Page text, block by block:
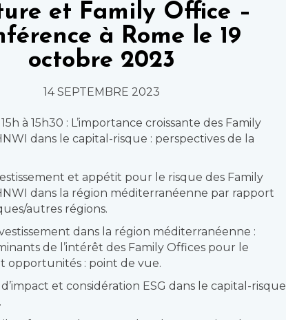
et Family Office –
à Rome le 19
octobre 2023
14 SEPTEMBRE 2023
à 15h30 : L’importance croissante des Family
dans le capital-risque : perspectives de la
et appétit pour le risque des Family
dans la région méditerranéenne par rapport
autres régions.
dans la région méditerranéenne :
de l’intérêt des Family Offices pour le
opportunités : point de vue.
et considération ESG dans le capital-risque